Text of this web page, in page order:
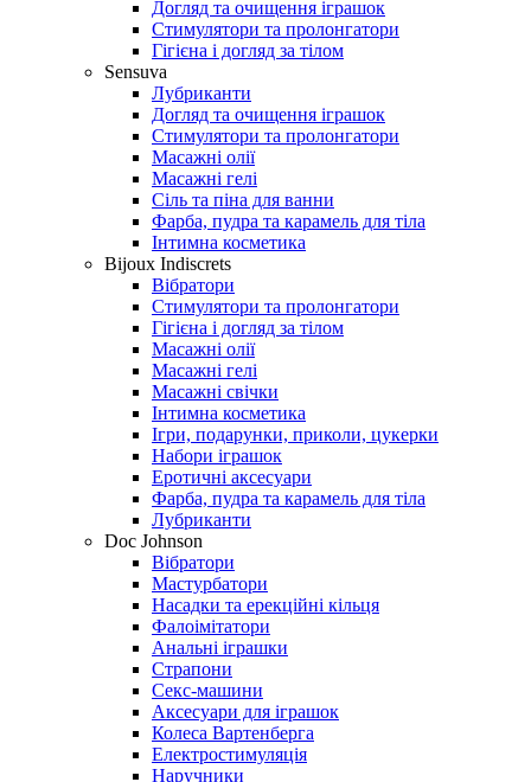
Догляд та очищення іграшок
Стимулятори та пролонгатори
Гігієна і догляд за тілом
Sensuva
Лубриканти
Догляд та очищення іграшок
Стимулятори та пролонгатори
Масажні олії
Масажні гелі
Сіль та піна для ванни
Фарба, пудра та карамель для тіла
Інтимна косметика
Bijoux Indiscrets
Вібратори
Стимулятори та пролонгатори
Гігієна і догляд за тілом
Масажні олії
Масажні гелі
Масажні свічки
Інтимна косметика
Ігри, подарунки, приколи, цукерки
Набори іграшок
Еротичні аксесуари
Фарба, пудра та карамель для тіла
Лубриканти
Doc Johnson
Вібратори
Мастурбатори
Насадки та ерекційні кільця
Фалоімітатори
Анальні іграшки
Страпони
Секс-машини
Аксесуари для іграшок
Колеса Вартенберга
Електростимуляція
Наручники